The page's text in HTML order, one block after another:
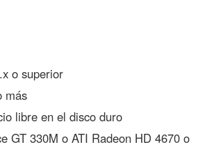
o superior
más
libre en el disco duro
GT 330M o ATI Radeon HD 4670 o